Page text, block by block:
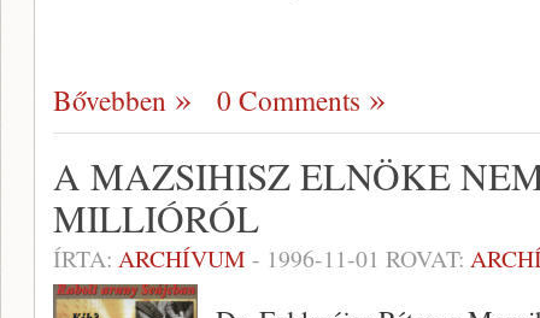
Bővebben 0 Comments
A MAZSIHISZ ELNÖKE
MILLIÓRÓL
ÍRTA: ARCHÍVUM - 1996-11-01 ROVAT: